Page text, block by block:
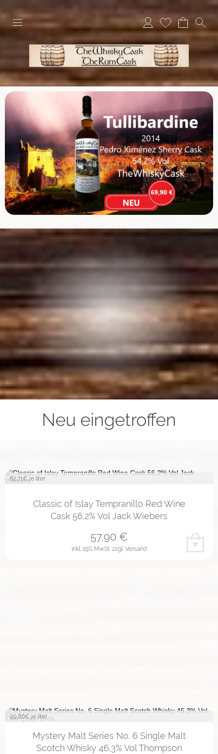
Neu eingetroffen
82,71€ je liter
Classic of Islay Tempranillo Red Wine
Cask 56,2% Vol Jack Wiebers
inkl. 19% MwSt. zzgl. Versand
57,90€
99,86€ je liter
Mystery Malt Series No. 6 Single Malt
Scotch Whisky 46,3% Vol Thompson